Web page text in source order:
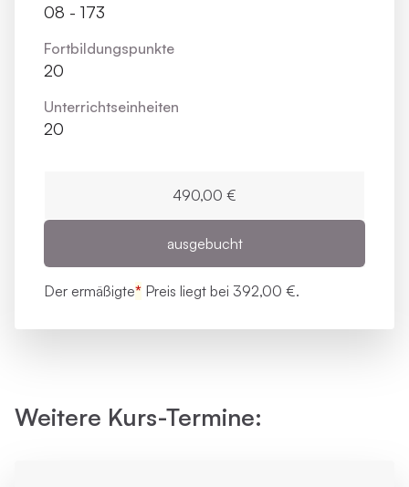
08 - 173
Fortbildungs­punkte
20
Unterrichts­einheiten
20
490,00 €
ausgebucht
Der ermäßigte* Preis liegt bei 392,00 €.
Weitere Kurs-Termine: